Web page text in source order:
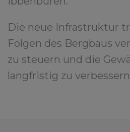
Die neue Infrastruktur
Folgen des Bergbaus
zu steuern und die
langfristig zu